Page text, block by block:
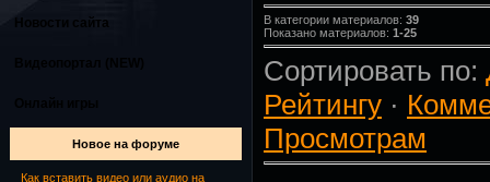
Новости сайта
Новое на форуме
Как вставить видео или аудио на
В категории материалов: 39
Показано материалов: 1-25
Сортировать по:
Рейтингу ·
Просмотрам